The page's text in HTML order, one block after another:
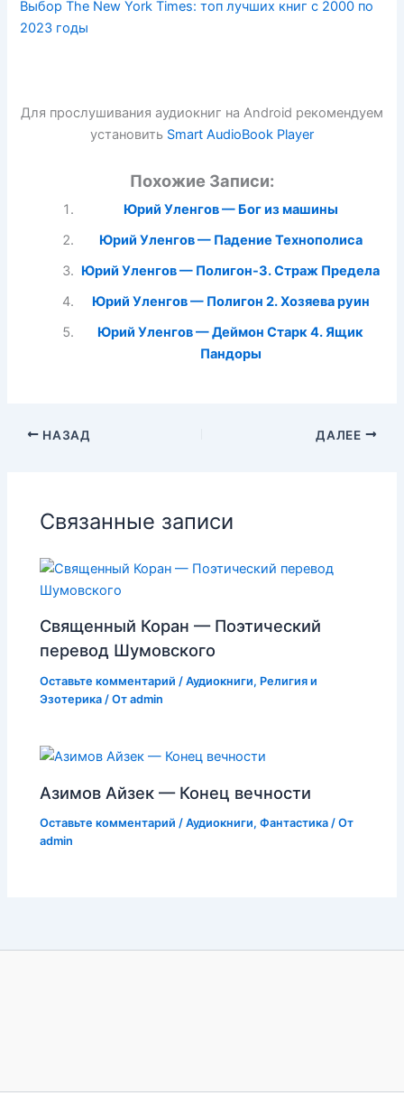
Выбор The New York Times: топ лучших книг с 2000 по
2023 годы
Для прослушивания аудиокниг на Android рекомендуем
установить Smart AudioBook Player
Похожие Записи:
Юрий Уленгов — Бог из машины
Юрий Уленгов — Падение Технополиса
Юрий Уленгов — Полигон-3. Страж Предела
Юрий Уленгов — Полигон 2. Хозяева руин
Юрий Уленгов — Деймон Старк 4. Ящик
Пандоры
НАЗАД ДАЛЕЕ
Связанные записи
Священный Коран — Поэтический
перевод Шумовского
Оставьте комментарий /Аудиокниги, Религия и
Эзотерика / Отadmin
Азимов Айзек — Конец вечности
Оставьте комментарий /Аудиокниги,Фантастика / От
admin